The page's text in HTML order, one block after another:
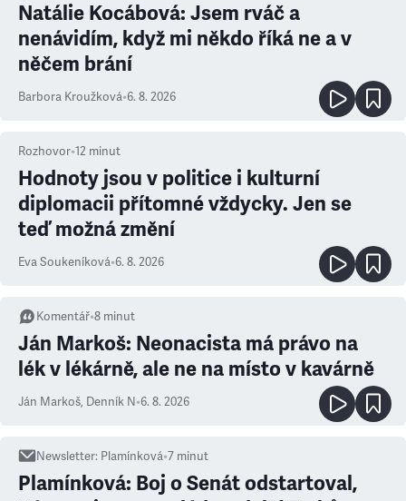
Natálie Kocábová: Jsem rváč a
nenávidím, když mi někdo říká ne a v
něčem brání
Barbora Kroužková•6. 8. 2026
Rozhovor•12 minut
Hodnoty jsou v politice i kulturní
diplomacii přítomné vždycky. Jen se
teď možná změní
Eva Soukeníková•6. 8. 2026
Komentář•8 minut
Ján Markoš: Neonacista má právo na
lék v lékárně, ale ne na místo v kavárně
Ján Markoš, Denník N•6. 8. 2026
Newsletter: Plamínková•7 minut
Plamínková: Boj o Senát odstartoval,